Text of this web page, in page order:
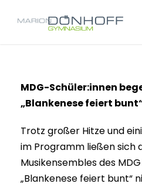
MDG-Schüler:innen
„Blankenese feiert
Trotz großer Hitze und
im Programm ließen sich
Musikensembles des
„Blankenese feiert bunt“